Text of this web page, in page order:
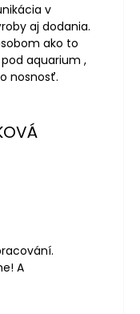
v
aj dodania.
ako to
aquarium ,
nosnosť.
5 z 5 hviezdičiek.
5 z 5 hviezdičiek.
A